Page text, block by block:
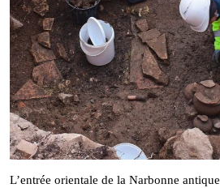
L’entrée orientale de la Narbonne antique